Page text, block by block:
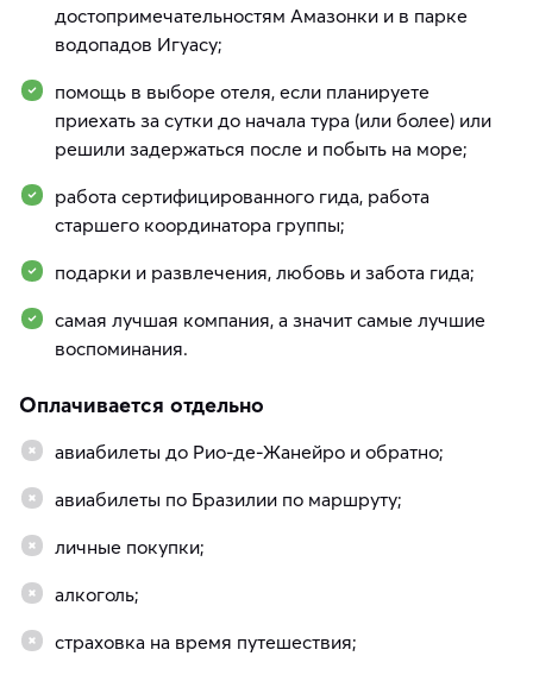
достопримечательностям Амазонки и в парке
водопадов Игуасу;
помощь в выборе отеля, если планируете
приехать за сутки до начала тура (или более) или
решили задержаться после и побыть на море;
работа сертифицированного гида, работа
старшего координатора группы;
подарки и развлечения, любовь и забота гида;
самая лучшая компания, а значит самые лучшие
воспоминания.
Оплачивается отдельно
авиабилеты до Рио-де-Жанейро и обратно;
авиабилеты по Бразилии по маршруту;
личные покупки;
алкоголь;
страховка на время путешествия;